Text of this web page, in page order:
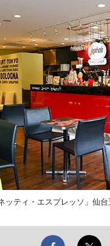
ッティ・エスプレッソ」仙